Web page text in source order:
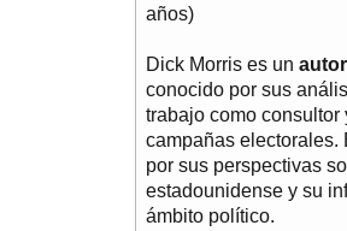
años)
Dick Morris es un autor
conocido por sus
trabajo como consultor
campañas electorales.
por sus perspectivas
estadounidense y su
ámbito político.